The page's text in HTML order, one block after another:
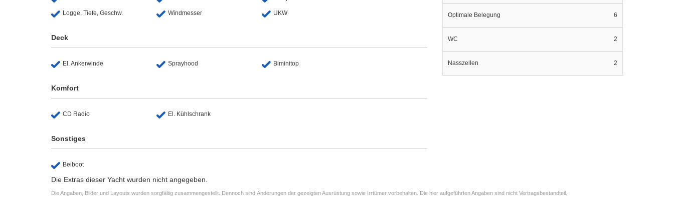
Logge, Tiefe, Geschw. Windmesser UKW
Deck
El. Ankerwinde Sprayhood Biminitop
Komfort
CD Radio El. Kühlschrank
Sonstiges
Beiboot
Die Extras dieser Yacht wurden nicht angegeben.
Optimale Belegung 6
WC 2
Nasszellen 2
Die Angaben, Bilder und Layouts wurden sorgfältig zusammengestellt. Dennoch sind Änderungen der gezeigten Ausrüstung sowie Irrtümer vorbehalten. Die hier aufgeführten Angaben sind nicht Vertragsbestandteil.